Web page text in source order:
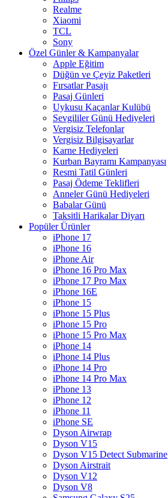
Realme
Xiaomi
TCL
Sony
Özel Günler & Kampanyalar
Apple Eğitim
Düğün ve Çeyiz Paketleri
Fırsatlar Pasajı
Pasaj Günleri
Uykusu Kaçanlar Kulübü
Sevgililer Günü Hediyeleri
Vergisiz Telefonlar
Vergisiz Bilgisayarlar
Karne Hediyeleri
Kurban Bayramı Kampanyası
Resmi Tatil Günleri
Pasaj Ödeme Teklifleri
Anneler Günü Hediyeleri
Babalar Günü
Taksitli Harikalar Diyarı
Popüler Ürünler
iPhone 17
iPhone 16
iPhone Air
iPhone 16 Pro Max
iPhone 17 Pro Max
iPhone 16E
iPhone 15
iPhone 15 Plus
iPhone 15 Pro
iPhone 15 Pro Max
iPhone 14
iPhone 14 Plus
iPhone 14 Pro
iPhone 14 Pro Max
iPhone 13
iPhone 12
iPhone 11
iPhone SE
Dyson Airwrap
Dyson V15
Dyson V15 Detect Submarine
Dyson Airstrait
Dyson V12
Dyson V8